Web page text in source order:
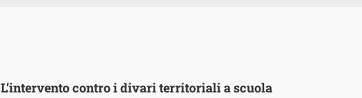
L’intervento contro i divari territoriali a scuola